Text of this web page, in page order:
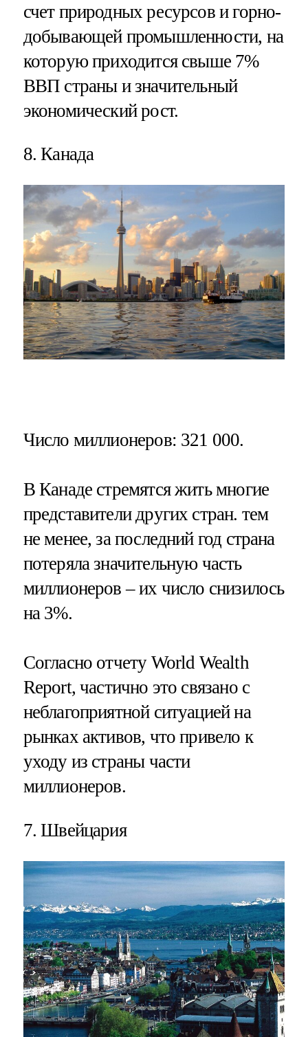
счет природных ресурсов и горно-
добывающей промышленности, на
которую приходится свыше 7%
ВВП страны и значительный
экономический рост.
8. Канада
Число миллионеров: 321 000.
В Канаде стремятся жить многие
представители других стран. тем
не менее, за последний год страна
потеряла значительную часть
миллионеров – их число снизилось
на 3%.
Согласно отчету World Wealth
Report, частично это связано с
неблагоприятной ситуацией на
рынках активов, что привело к
уходу из страны части
миллионеров.
7. Швейцария